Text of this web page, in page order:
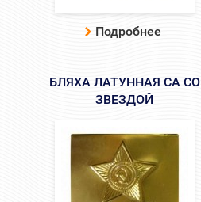
Подробнее
БЛЯХА ЛАТУННАЯ СА СО
ЗВЕЗДОЙ